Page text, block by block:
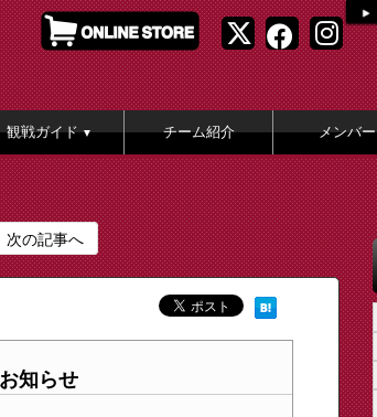
観戦ガイド▼ チーム紹介 メンバー
次の記事へ
知らせ